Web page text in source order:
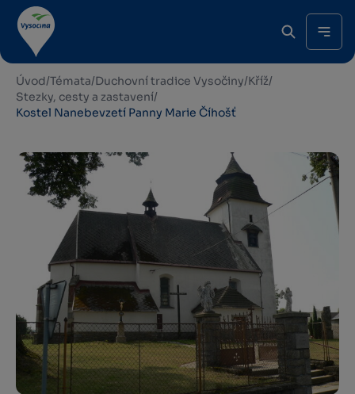
Úvod/Témata/Duchovní tradice Vysočiny/Kříž/
Stezky, cesty a zastavení/
Kostel Nanebevzetí Panny Marie Číhošť